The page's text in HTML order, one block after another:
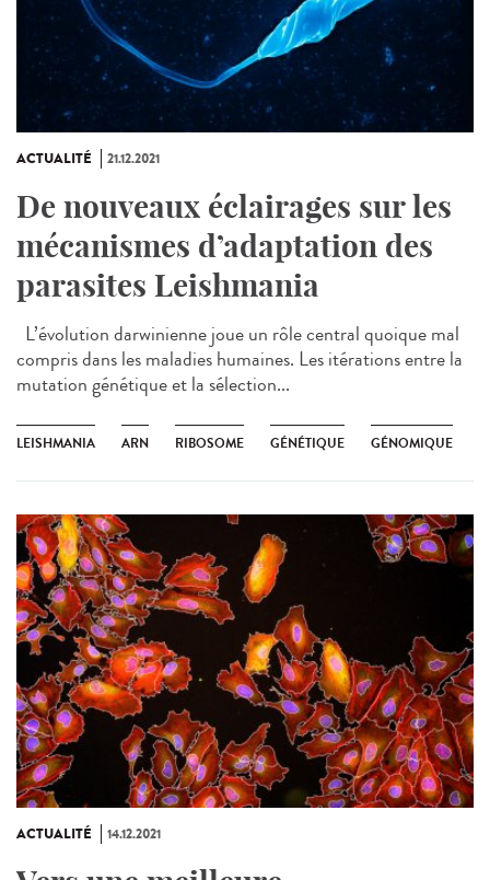
ACTUALITÉ 21.12.2021
De nouveaux éclairages sur les
mécanismes d’adaptation des
parasites Leishmania
L’évolution darwinienne joue un rôle central quoique mal
compris dans les maladies humaines. Les itérations entre la
mutation génétique et la sélection...
LEISHMANIA ARN RIBOSOME GÉNÉTIQUE GÉNOMIQUE
ACTUALITÉ 14.12.2021